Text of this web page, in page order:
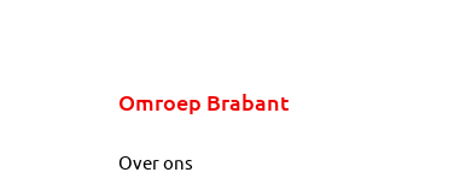
Omroep Brabant
Over ons